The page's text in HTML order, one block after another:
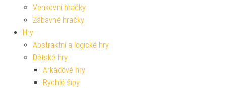
Venkovní hračky
Zábavné hračky
Hry
Abstraktní a logické hry
Dětské hry
Arkádové hry
Rychlé šípy